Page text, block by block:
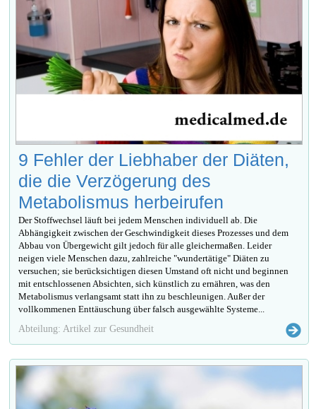
9 Fehler der Liebhaber der Diäten,
die die Verzögerung des
Metabolismus herbeirufen
Der Stoffwechsel läuft bei jedem Menschen individuell ab. Die
Abhängigkeit zwischen der Geschwindigkeit dieses Prozesses und dem
Abbau von Übergewicht gilt jedoch für alle gleichermaßen. Leider
neigen viele Menschen dazu, zahlreiche "wundertätige" Diäten zu
versuchen; sie berücksichtigen diesen Umstand oft nicht und beginnen
mit entschlossenen Absichten, sich künstlich zu ernähren, was den
Metabolismus verlangsamt statt ihn zu beschleunigen. Außer der
vollkommenen Enttäuschung über falsch ausgewählte Systeme...
Abteilung: Artikel zur Gesundheit